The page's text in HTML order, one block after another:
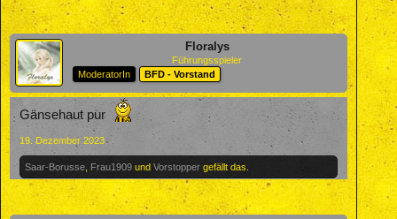
Floralys
Führungsspieler
ModeratorIn
BFD - Vorstand
Gänsehaut pur
19. Dezember 2023
Saar-Borusse Frau1909 und Vorstopper gefällt das.